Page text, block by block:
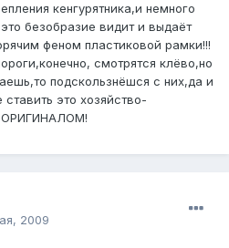
кенгурятника,и немного
безобразие видит и выдаёт
феном пластиковой рамки!!!
смотрятся клёво,но
подскользнёшся с них,да и
это хозяйство-
ОРИГИНАЛОМ!
2009